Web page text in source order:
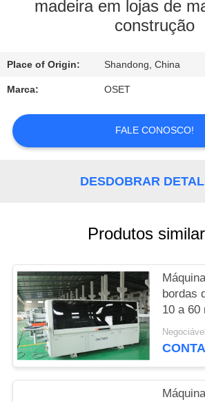
EXCURSÃO
CONTROLE
DA
QUALIDADE
CONTACTE-
UMAS
CITAÇÕES
MAPA
DO
SITE
madeira em lojas de
construção
Place of Origin: Shandong, China
Marca: OSET
FALE CONOSCO!
DESDOBRAR
Produtos
bordas
10 a 60